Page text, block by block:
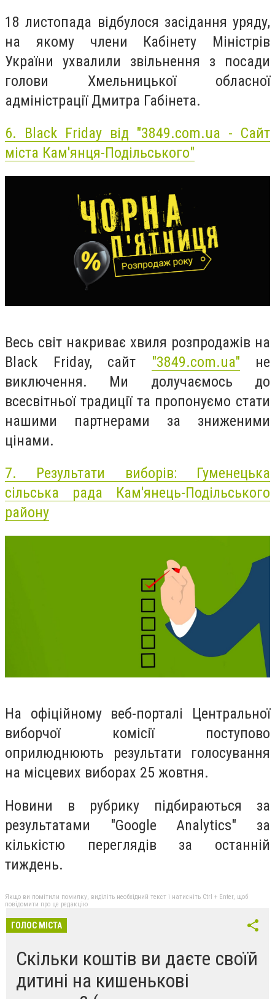
18 листопада відбулося засідання уряду,
на якому члени Кабінету Міністрів
України ухвалили звільнення з посади
голови Хмельницької обласної
адміністрації Дмитра Габінета.
6. Black Friday від "3849.com.ua - Сайт
міста Кам'янця-Подільського"
Весь світ накриває хвиля розпродажів на
Black Friday, сайт "3849.com.ua" не
виключення. Ми долучаємось до
всесвітньої традиції та пропонуємо стати
нашими партнерами за зниженими
цінами.
7. Результати виборів: Гуменецька
сільська рада Кам'янець-Подільського
району
На офіційному веб-порталі Центральної
виборчої комісії поступово
оприлюднюють результати голосування
на місцевих виборах 25 жовтня.
Новини в рубрику підбираються за
результатами "Google Analytics" за
кількістю переглядів за останній
тиждень.
Якщо ви помітили помилку, виділіть необхідний текст і натисніть Ctrl + Enter, щоб
повідомити про це редакцію
ГОЛОС МІСТА
Скільки коштів ви даєте своїй
дитині на кишенькові